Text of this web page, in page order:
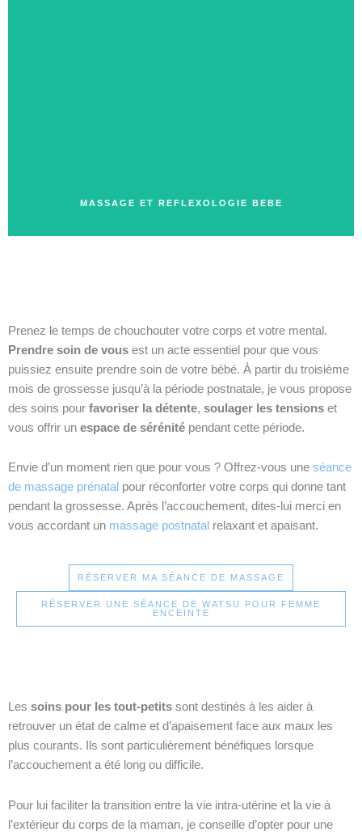
MASSAGE ET REFLEXOLOGIE BEBE
Prenez le temps de chouchouter votre corps et votre mental.
Prendre soin de vous est un acte essentiel pour que vous
puissiez ensuite prendre soin de votre bébé. À partir du troisième
mois de grossesse jusqu’à la période postnatale, je vous propose
des soins pour favoriser la détente, soulager les tensions et
vous offrir un espace de sérénité pendant cette période.
Envie d’un moment rien que pour vous ? Offrez-vous une séance
de massage prénatal pour réconforter votre corps qui donne tant
pendant la grossesse. Après l’accouchement, dites-lui merci en
vous accordant un massage postnatal relaxant et apaisant.
RÉSERVER MA SÉANCE DE MASSAGE
RÉSERVER UNE SÉANCE DE WATSU POUR FEMME
ENCEINTE
Les soins pour les tout-petits sont destinés à les aider à
retrouver un état de calme et d’apaisement face aux maux les
plus courants. Ils sont particulièrement bénéfiques lorsque
l’accouchement a été long ou difficile.
Pour lui faciliter la transition entre la vie intra-utérine et la vie à
l’extérieur du corps de la maman, je conseille d’opter pour une